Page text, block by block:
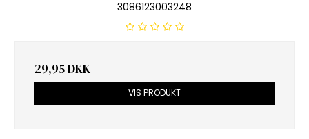
3086123003248
29,95 DKK
VIS PRODUKT